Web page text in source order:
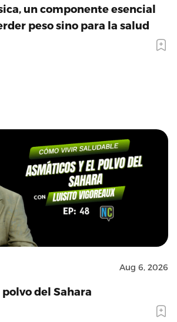
un componente esencial
peso sino para la salud
Aug 6, 2026
del Sahara